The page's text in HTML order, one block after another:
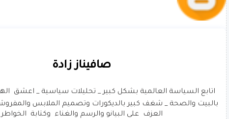
صافيناز زادة
العزف  على البيانو والرسم والغناء  وكتابة  الخواطر